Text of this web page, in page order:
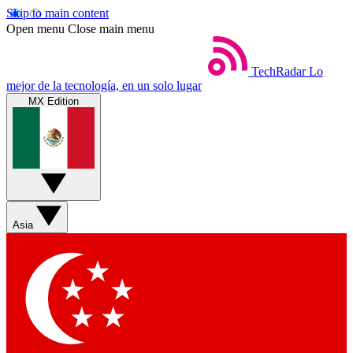
Skip to main content
Open menu Close main menu
TechRadar Lo
mejor de la tecnología, en un solo lugar
MX Edition
Asia